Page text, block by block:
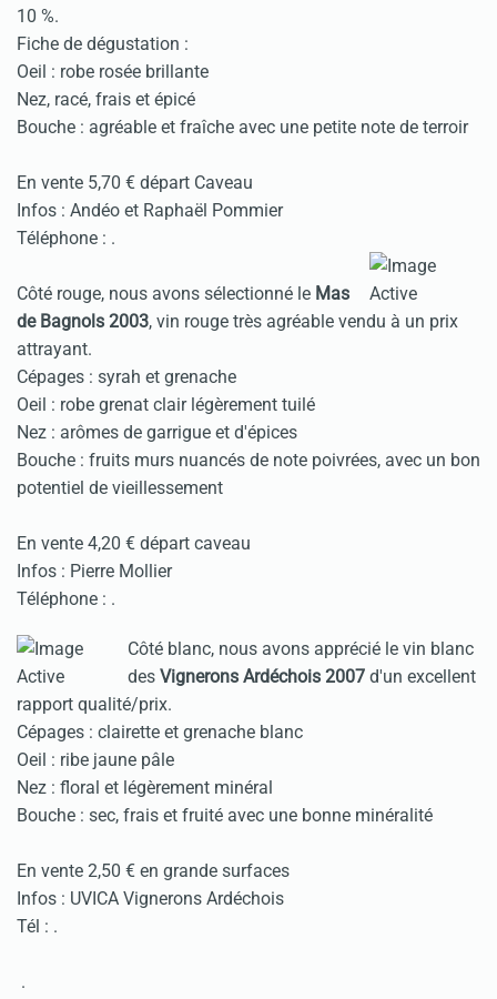
10 %.
Fiche de dégustation :
Oeil : robe rosée brillante
Nez, racé, frais et épicé
Bouche : agréable et fraîche avec une petite note de terroir
En vente 5,70 € départ Caveau
Infos : Andéo et Raphaël Pommier
Téléphone : .
Côté rouge, nous avons sélectionné le Mas
de Bagnols 2003, vin rouge très agréable vendu à un prix
attrayant.
Cépages : syrah et grenache
Oeil : robe grenat clair légèrement tuilé
Nez : arômes de garrigue et d'épices
Bouche : fruits murs nuancés de note poivrées, avec un bon
potentiel de vieillessement
En vente 4,20 € départ caveau
Infos : Pierre Mollier
Téléphone : .
Côté blanc, nous avons apprécié le vin blanc
des Vignerons Ardéchois 2007 d'un excellent
rapport qualité/prix.
Cépages : clairette et grenache blanc
Oeil : ribe jaune pâle
Nez : floral et légèrement minéral
Bouche : sec, frais et fruité avec une bonne minéralité
En vente 2,50 € en grande surfaces
Infos : UVICA Vignerons Ardéchois
Tél : .
.